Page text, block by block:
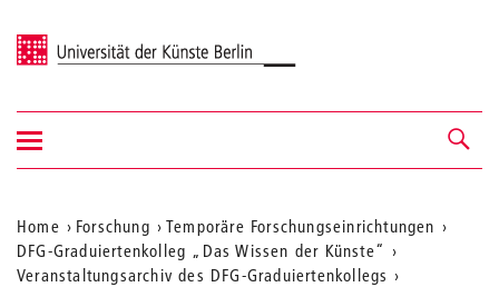
Universität der Künste Berlin
Navigation &
Suche
Navigation
ein-/ausblenden
Aktuelle
Position
Home Forschung
Temporäre Forschungseinrichtungen
DFG-Graduiertenkolleg „Das Wissen der Künste“
Veranstaltungsarchiv des DFG-Graduiertenkollegs